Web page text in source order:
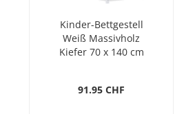
Kinder-Bettgestell
Weiß Massivholz
Kiefer 70 x 140 cm
91.95 CHF